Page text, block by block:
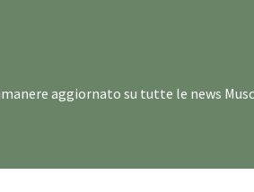
aggiornato su tutte le news